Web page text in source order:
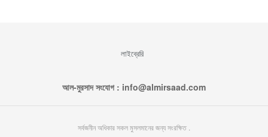
লাইব্রেরি
আল-মুরসাদ সংযোগ : info@almirsaad.com
সর্বজনীন অধিকার সকল মুসলমানের জন্য সংরক্ষিত .